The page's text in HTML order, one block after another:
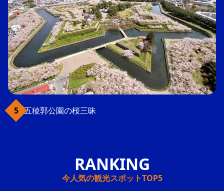
五稜郭公園の桜三昧
今人気の観光スポットTOP5